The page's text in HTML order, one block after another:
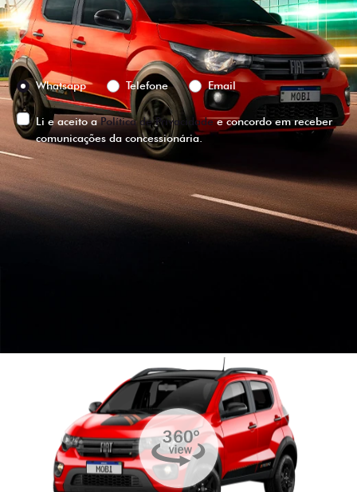
Preferência de contato:
Whatsapp
Telefone Email
Li e aceito aPolítica de Privacidadee concordo em receber
comunicações da concessionária.
ENTRAR EM CONTATO